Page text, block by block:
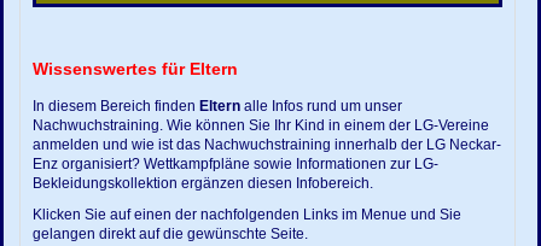
Wissenswertes für Eltern
In diesem Bereich finden Eltern alle Infos rund um unser
Nachwuchstraining. Wie können Sie Ihr Kind in einem der LG-Vereine
anmelden und wie ist das Nachwuchstraining innerhalb der LG Neckar-
Enz organisiert? Wettkampfpläne sowie Informationen zur LG-
Bekleidungskollektion ergänzen diesen Infobereich.
Klicken Sie auf einen der nachfolgenden Links im Menue und Sie
gelangen direkt auf die gewünschte Seite.